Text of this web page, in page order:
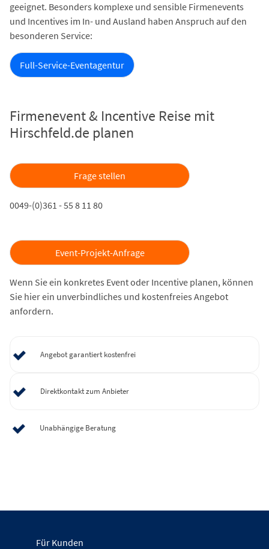
geeignet. Besonders komplexe und sensible Firmenevents
und Incentives im In- und Ausland haben Anspruch auf den
besonderen Service:
Full-Service-Eventagentur
Firmenevent & Incentive Reise mit
Hirschfeld.de planen
Frage stellen
0049-(0)361 - 55 8 11 80
Event-Projekt-Anfrage
Wenn Sie ein konkretes Event oder Incentive planen, können
Sie hier ein unverbindliches und kostenfreies Angebot
anfordern.
Angebot garantiert kostenfrei
Direktkontakt zum Anbieter
Unabhängige Beratung
Für Kunden